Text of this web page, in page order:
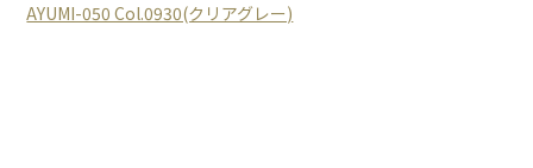
AYUMI-050 Col.0930(クリアグレー)